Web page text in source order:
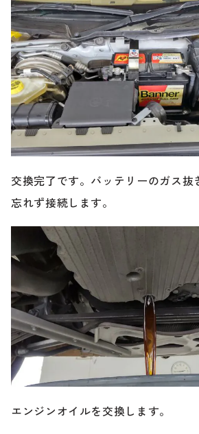
交換完了です。バッテリーのガス抜
忘れず接続します。
エンジンオイルを交換します。